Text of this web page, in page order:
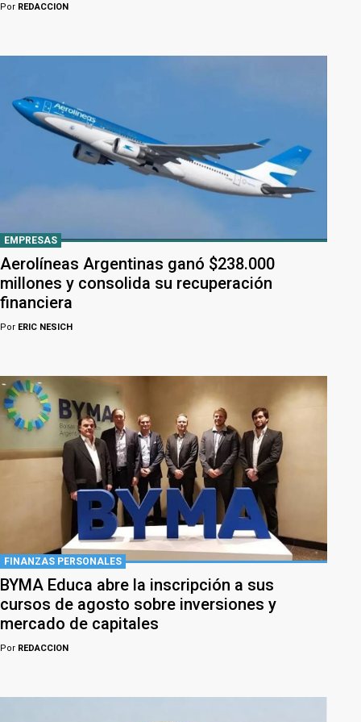
Por REDACCION
EMPRESAS
Aerolíneas Argentinas ganó $238.000
millones y consolida su recuperación
financiera
Por ERIC NESICH
FINANZAS PERSONALES
BYMA Educa abre la inscripción a sus
cursos de agosto sobre inversiones y
mercado de capitales
Por REDACCION